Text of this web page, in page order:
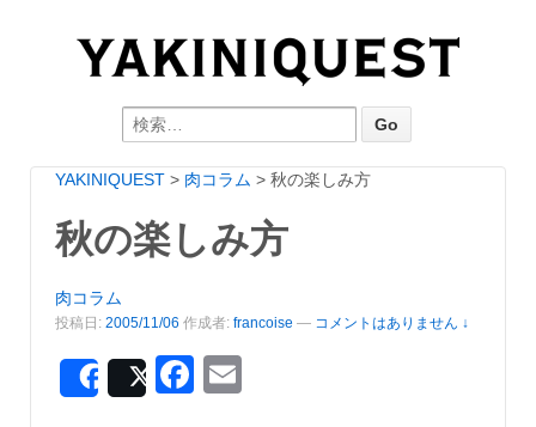
Search for:
YAKINIQUEST > 肉コラム > 秋の楽しみ方
秋の楽しみ方
肉コラム
投稿日: 2005/11/06 作成者: francoise — コメントはありません ↓
SharePostFacebook